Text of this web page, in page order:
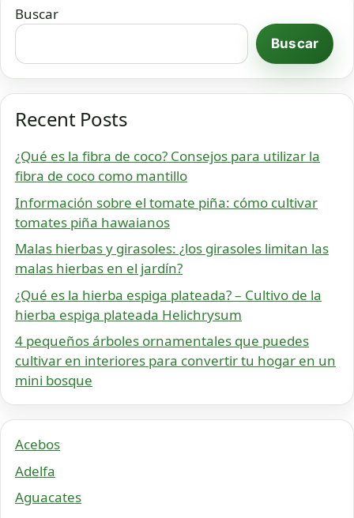
Buscar
Buscar
Recent Posts
¿Qué es la fibra de coco? Consejos para utilizar la
fibra de coco como mantillo
Información sobre el tomate piña: cómo cultivar
tomates piña hawaianos
Malas hierbas y girasoles: ¿los girasoles limitan las
malas hierbas en el jardín?
¿Qué es la hierba espiga plateada? – Cultivo de la
hierba espiga plateada Helichrysum
4 pequeños árboles ornamentales que puedes
cultivar en interiores para convertir tu hogar en un
mini bosque
Acebos
Adelfa
Aguacates